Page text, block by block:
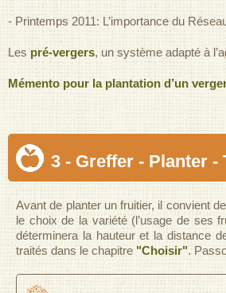
- Printemps 2011: L’importance du
Les pré-vergers, un système adapté à
Mémento pour la plantation d’un
3 - Greffer - Planter -
Avant de planter un fruitier, il convient
le choix de la variété (l’usage de ses
déterminera la hauteur et la distance
traités dans le chapitre "Choisir".